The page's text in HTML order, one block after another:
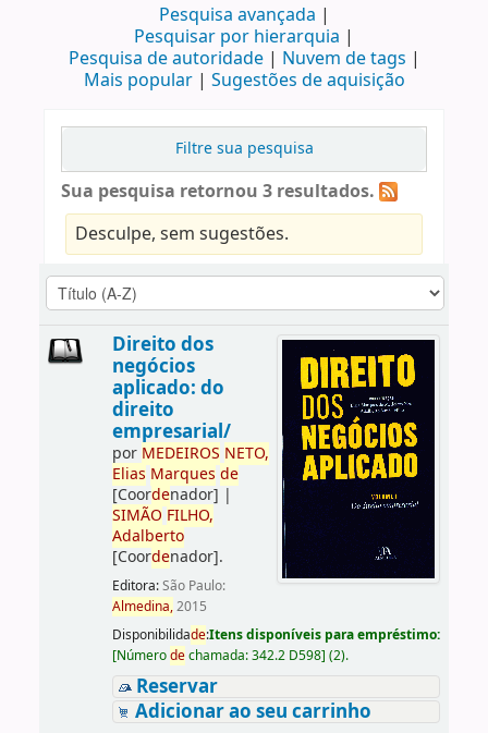
Pesquisa avançada
Pesquisar por hierarquia
Pesquisa de autoridade
Nuvem de tags
Mais popular
Sugestões de aquisição
Filtre sua pesquisa
Sua pesquisa retornou 3 resultados.
Desculpe, sem sugestões.
Direito dos
negócios
aplicado: do
direito
empresarial/
por MEDEIROS NETO,
Elias Marques de
[Coordenador] |
SIMÃO FILHO,
Adalberto
[Coordenador].
Editora:São Paulo:
Almedina,2015
Disponibilidade:Itens disponíveis para empréstimo:
[Númerodechamada:342.2 D598] (2).
Reservar
Adicionar ao seu carrinho